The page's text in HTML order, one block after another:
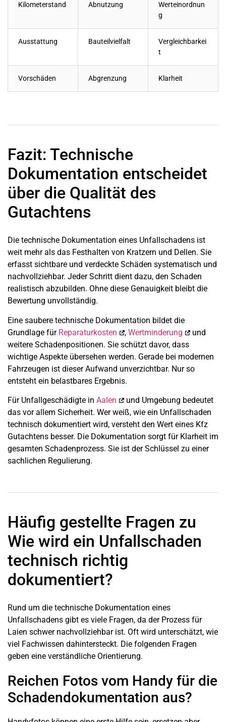
Kilometerstand Abnutzung
Werteinordnun
g
Ausstattung Bauteilvielfalt
Vergleichbarkei
t
Vorschäden Abgrenzung Klarheit
Fazit: Technische
Dokumentation entscheidet
über die Qualität des
Gutachtens
Die technische Dokumentation eines Unfallschadens ist
weit mehr als das Festhalten von Kratzern und Dellen. Sie
erfasst sichtbare und verdeckte Schäden systematisch und
nachvollziehbar. Jeder Schritt dient dazu, den Schaden
realistisch abzubilden. Ohne diese Genauigkeit bleibt die
Bewertung unvollständig.
Eine saubere technische Dokumentation bildet die
Grundlage für Reparaturkosten , Wertminderung
und
weitere Schadenpositionen. Sie schützt davor, dass
wichtige Aspekte übersehen werden. Gerade bei modernen
Fahrzeugen ist dieser Aufwand unverzichtbar. Nur so
entsteht ein belastbares Ergebnis.
Für Unfallgeschädigte in Aalen
und Umgebung bedeutet
das vor allem Sicherheit. Wer weiß, wie ein Unfallschaden
technisch dokumentiert wird, versteht den Wert eines Kfz
Gutachtens besser. Die Dokumentation sorgt für Klarheit im
gesamten Schadenprozess. Sie ist der Schlüssel zu einer
sachlichen Regulierung.
Häufig gestellte Fragen zu
Wie wird ein Unfallschaden
technisch richtig
dokumentiert?
Rund um die technische Dokumentation eines
Unfallschadens gibt es viele Fragen, da der Prozess für
Laien schwer nachvollziehbar ist. Oft wird unterschätzt, wie
viel Fachwissen dahintersteckt. Die folgenden Fragen
geben eine verständliche Orientierung.
Reichen Fotos vom Handy für die
Schadendokumentation aus?